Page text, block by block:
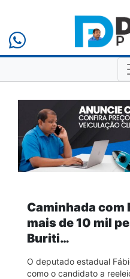
Caminhada com
mais de 10 mil
Buriti…
O deputado estadual
como o candidato a